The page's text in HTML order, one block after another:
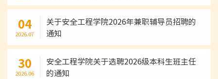
04
2026.07
关于安全工程学院2026年兼职辅导员招聘的
通知
30
2026.06
安全工程学院关于选聘2026级本科生班主任
的通知